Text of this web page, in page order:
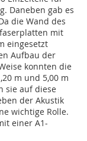
Daneben gab es
die Wand des
mit
eingesetzt
Aufbau der
konnten die
m und 5,00 m
sie auf diese
der Akustik
wichtige Rolle.
einer A1-